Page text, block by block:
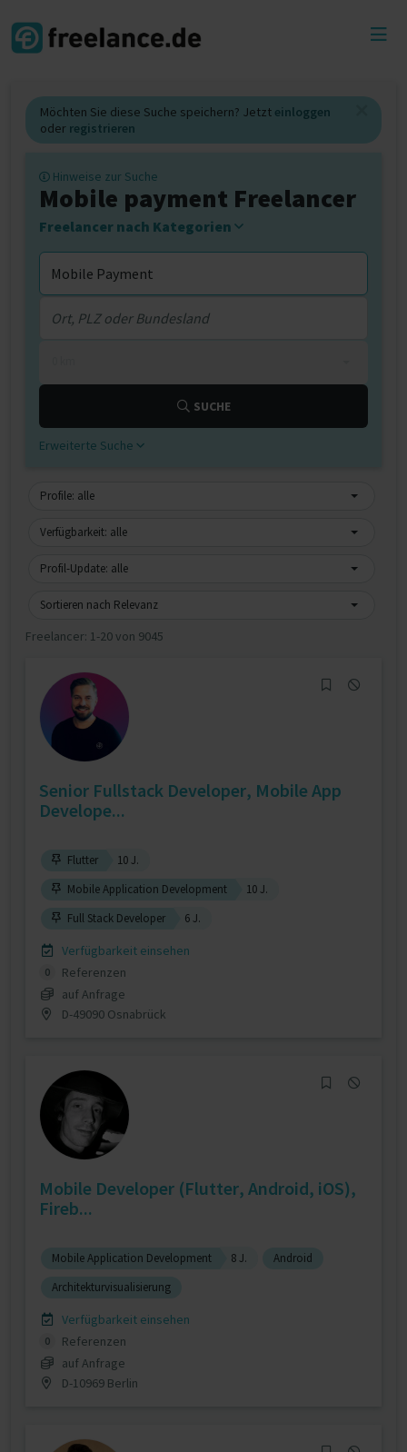
Möchten Sie diese Suche speichern? Jetzt einloggen
oder registrieren
Hinweise zur Suche
Mobile payment Freelancer
Freelancer nach Kategorien
SUCHE
Erweiterte Suche
Profile: alle
Verfügbarkeit: alle
Profil-Update: alle
Sortieren nach Relevanz
Freelancer: 1-20 von 9045
Senior Fullstack Developer, Mobile App
Develope...
Flutter
10 J.
Mobile Application Development
10 J.
Full Stack Developer
6 J.
Verfügbarkeit einsehen
0
Referenzen
auf Anfrage
D-49090 Osnabrück
Mobile Developer (Flutter, Android, iOS),
Fireb...
Mobile Application Development 8 J.
Android
Architekturvisualisierung
Verfügbarkeit einsehen
0
Referenzen
auf Anfrage
D-10969 Berlin